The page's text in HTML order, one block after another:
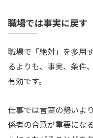
職場では事実に戻す
職場で「絶対」を多用
るよりも、事実、条件
有効です。
仕事では言葉の勢いよ
係者の合意が重要にな